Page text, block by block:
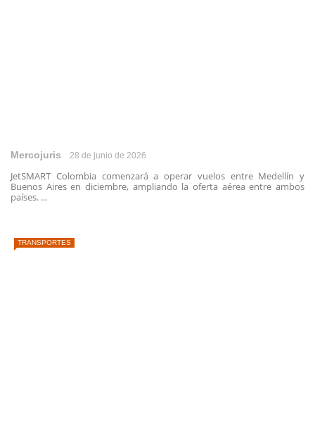
Mercojuris 28 de junio de 2026
JetSMART Colombia comenzará a operar vuelos entre Medellín y
Buenos Aires en diciembre, ampliando la oferta aérea entre ambos
países. ...
TRANSPORTES